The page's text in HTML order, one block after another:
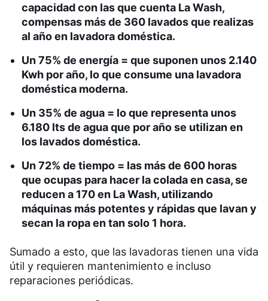
capacidad con las que cuenta La Wash,
compensas más de 360 lavados que realizas
al año en lavadora doméstica.
Un 75% de energía = que suponen unos 2.140
Kwh por año, lo que consume una lavadora
doméstica moderna.
Un 35% de agua = lo que representa unos
6.180 lts de agua que por año se utilizan en
los lavados doméstica.
Un 72% de tiempo = las más de 600 horas
que ocupas para hacer la colada en casa, se
reducen a 170 en La Wash, utilizando
máquinas más potentes y rápidas que lavan y
secan la ropa en tan solo 1 hora.
Sumado a esto, que las lavadoras tienen una vida
útil y requieren mantenimiento e incluso
reparaciones periódicas.